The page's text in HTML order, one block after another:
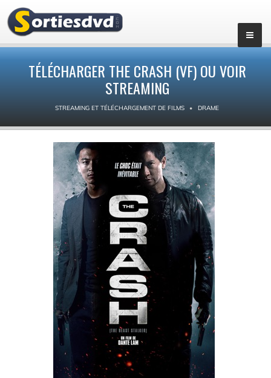
TÉLÉCHARGER THE CRASH (VF) OU VOIR
STREAMING
STREAMING ET TÉLÉCHARGEMENT DE FILMS DRAME